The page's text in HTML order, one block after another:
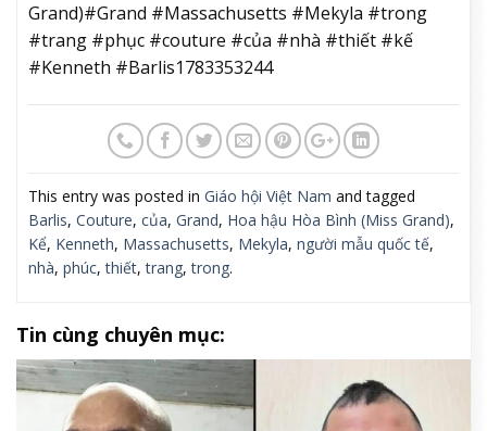
Grand)#Grand #Massachusetts #Mekyla #trong
#trang #phục #couture #của #nhà #thiết #kế
#Kenneth #Barlis1783353244
This entry was posted in Giáo hội Việt Nam and tagged
Barlis, Couture, của, Grand, Hoa hậu Hòa Bình (Miss Grand),
Kể, Kenneth, Massachusetts, Mekyla, người mẫu quốc tế,
nhà, phúc,thiết,trang,trong.
Tin cùng chuyên mục: